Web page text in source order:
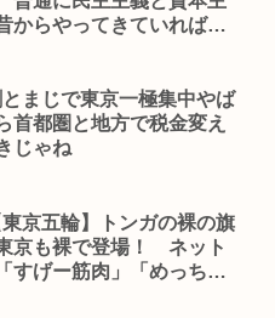
からやってきていればと
首都圏と地方で税金変え
じゃね
京も裸で登場！ ネット
すげー筋肉」「めっちゃ